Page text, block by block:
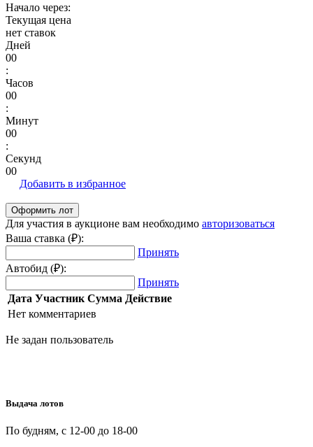
Начало через:
Текущая цена
нет ставок
Дней
00
:
Часов
00
:
Минут
00
:
Секунд
00
Добавить в избранное
Для участия в аукционе вам необходимо авторизоваться
Ваша ставка (₽):
Принять
Автобид (₽):
Принять
Дата Участник Сумма Действие
Нет комментариев
Не задан пользователь
Выдача лотов
По будням, с 12-00 до 18-00